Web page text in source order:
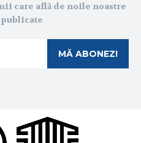
care află de noile noastre
MĂ ABONEZ!